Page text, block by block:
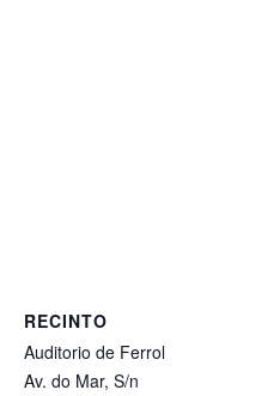
RECINTO
Auditorio de Ferrol
Av. do Mar, S/n